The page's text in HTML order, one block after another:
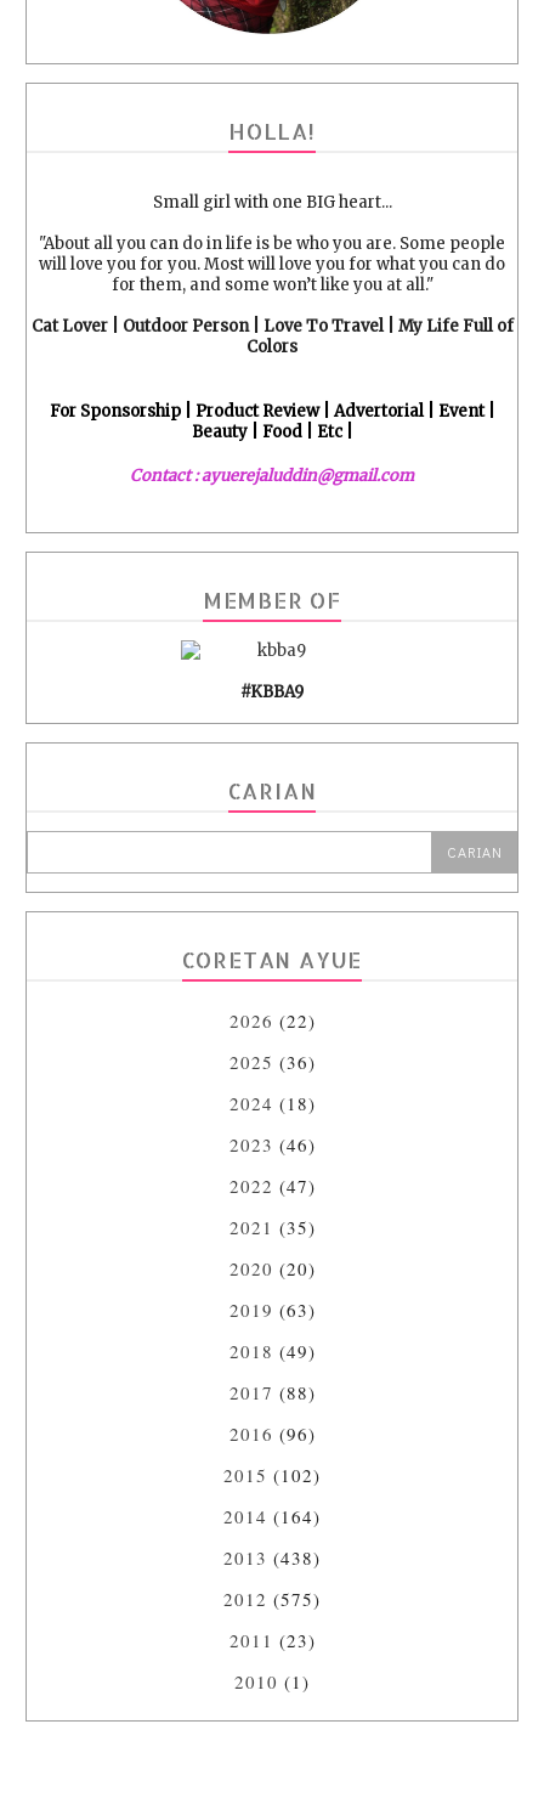
HOLLA!
Small girl with one BIG heart...
"About all you can do in life is be who you are. Some people
will love you for you. Most will love you for what you can do
for them, and some won’t like you at all."
Cat Lover | Outdoor Person | Love To Travel | My Life Full of
Colors
For Sponsorship | Product Review | Advertorial | Event |
Beauty | Food | Etc |
Contact : ayuerejaluddin@gmail.com
MEMBER OF
#KBBA9
CARIAN
CORETAN AYUE
2026 (22)
2025 (36)
2024 (18)
2023 (46)
2022 (47)
2021 (35)
2020 (20)
2019 (63)
2018 (49)
2017 (88)
2016 (96)
2015 (102)
2014 (164)
2013 (438)
2012 (575)
2011 (23)
2010 (1)